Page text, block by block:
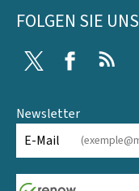
FOLGEN SIE UNS
Twitter Facebook
Newsletter
E-Mail